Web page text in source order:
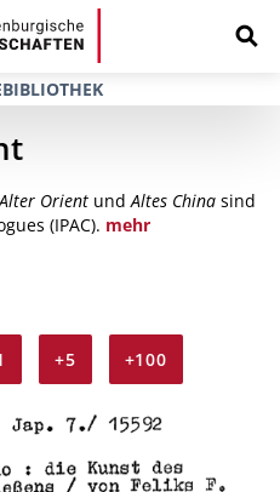
Alter Orient undAltes China sind
(IPAC). mehr
+5 +100